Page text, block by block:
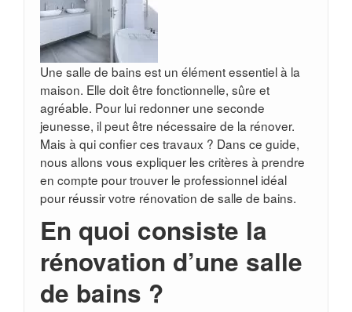
Une salle de bains est un élément essentiel à la
maison. Elle doit être fonctionnelle, sûre et
agréable. Pour lui redonner une seconde
jeunesse, il peut être nécessaire de la rénover.
Mais à qui confier ces travaux ? Dans ce guide,
nous allons vous expliquer les critères à prendre
en compte pour trouver le professionnel idéal
pour réussir votre rénovation de salle de bains.
En quoi consiste la
rénovation d’une salle
de bains ?